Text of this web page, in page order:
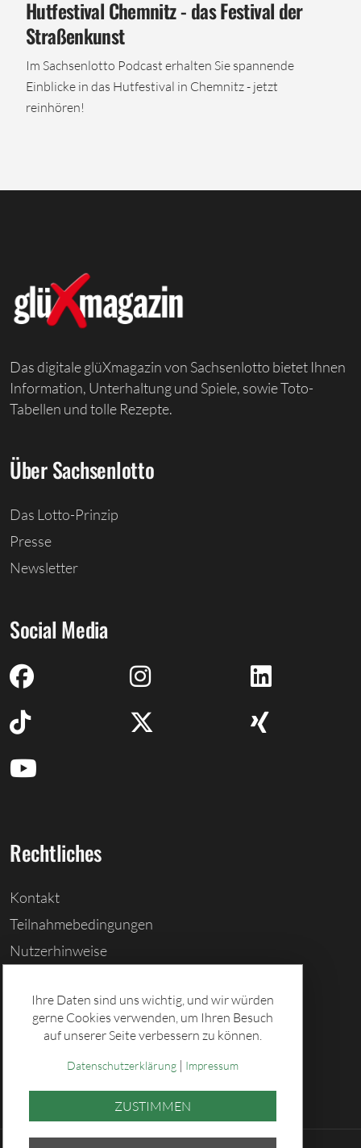
Hutfestival Chemnitz - das Festival der
Straßenkunst
Im Sachsenlotto Podcast erhalten Sie spannende
Einblicke in das Hutfestival in Chemnitz - jetzt
reinhören!
Das digitale glüXmagazin von Sachsenlotto bietet Ihnen
Information, Unterhaltung und Spiele, sowie Toto-
Tabellen und tolle Rezepte.
Über Sachsenlotto
Das Lotto-Prinzip
Presse
Newsletter
Social Media
Rechtliches
Kontakt
Teilnahmebedingungen
Nutzerhinweise
Cookies löschen
Datenschutz
Ihre Daten sind uns wichtig, und wir würden
gerne Cookies verwenden, um Ihren Besuch
auf unserer Seite verbessern zu können.
Datenschutzerklärung| Impressum
ZUSTIMMEN